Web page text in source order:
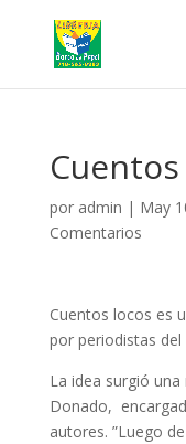
por admin | May
Comentarios
Cuentos locos es
por periodistas del
La idea surgió una
Donado,
autores. ”Luego